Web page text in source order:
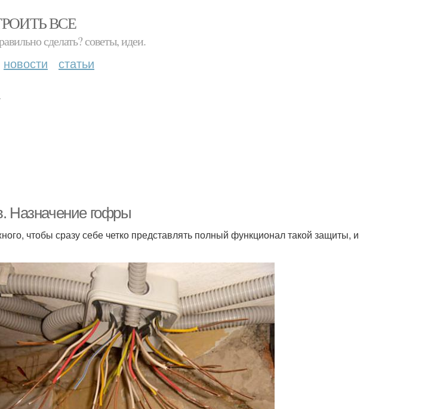
ВСЕ
сделать? советы, идеи.
новости статьи
Назначение гофры
чтобы сразу себе четко представлять полный функционал такой защиты, и